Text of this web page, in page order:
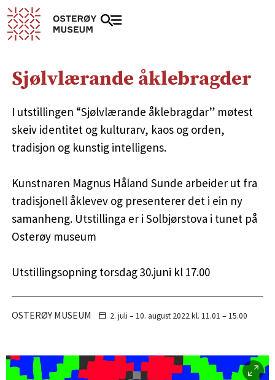
Sjølvlærande åklebragder
I utstillingen “Sjølvlærande åklebragdar” møtest
skeiv identitet og kulturarv, kaos og orden,
tradisjon og kunstig intelligens.
Kunstnaren Magnus Håland Sunde arbeider ut fra
tradisjonell åklevev og presenterer det i ein ny
samanheng. Utstillinga er i Solbjørstova i tunet på
Osterøy museum
Utstillingsopning torsdag 30.juni kl 17.00
OSTERØY MUSEUM 2. juli – 10. august 2022kl. 11.01 – 15.00